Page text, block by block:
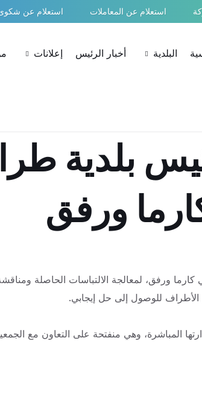
استعلام عن المعاملات استعلام عن
البلدية أخبار الرئيس إعلانات
بلدية
ورفق
ورفق، لمعالجة الالتباسات الحاصلة
للوصول إلى حل إيجابي.
المباشرة، وهي منفتحة على التعاون مع